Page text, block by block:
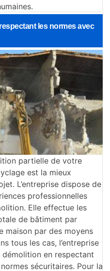
les normes avec
partielle de votre
est la mieux
L’entreprise dispose de
professionnelles
Elle effectue les
de bâtiment par
maison par des moyens
tous les cas, l’entreprise
en respectant
sécuritaires. Pour la